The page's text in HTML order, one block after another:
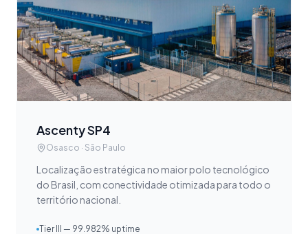
Ascenty SP4
Osasco · São Paulo
Localização estratégica no maior polo tecnológico
do Brasil, com conectividade otimizada para todo o
território nacional.
Tier III — 99.982% uptime